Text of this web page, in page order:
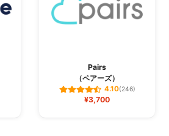
Pairs
（ペアーズ）
4.10(246)
¥3,700